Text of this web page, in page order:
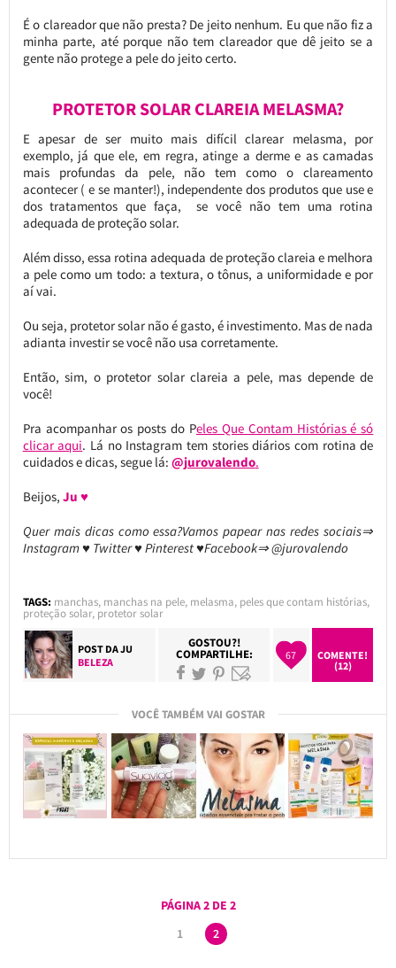
É o clareador que não presta? De jeito nenhum. Eu que não fiz a
minha parte, até porque não tem clareador que dê jeito se a
gente não protege a pele do jeito certo.
PROTETOR SOLAR CLAREIA MELASMA?
E apesar de ser muito mais difícil clarear melasma, por
exemplo, já que ele, em regra, atinge a derme e as camadas
mais profundas da pele, não tem como o clareamento
acontecer ( e se manter!), independente dos produtos que use e
dos tratamentos que faça, se você não tem uma rotina
adequada de proteção solar.
Além disso, essa rotina adequada de proteção clareia e melhora
a pele como um todo: a textura, o tônus, a uniformidade e por
aí vai.
Ou seja, protetor solar não é gasto, é investimento. Mas de nada
adianta investir se você não usa corretamente.
Então, sim, o protetor solar clareia a pele, mas depende de
você!
Pra acompanhar os posts do Peles Que Contam Histórias é só
clicar aqui. Lá no Instagram tem stories diários com rotina de
cuidados e dicas, segue lá: @jurovalendo.
Beijos, Ju ♥
Quer mais dicas como essa?Vamos papear nas redes sociais⇒
Instagram ♥ Twitter ♥ Pinterest ♥Facebook⇒ @jurovalendo
TAGS: manchas, manchas na pele, melasma, peles que contam histórias,
proteção solar, protetor solar
POST DAJU
BELEZA
GOSTOU?!
COMPARTILHE: 67
COMENTE!
(12)
VOCÊ TAMBÉM VAI GOSTAR
PÁGINA 2 DE 2
1
2